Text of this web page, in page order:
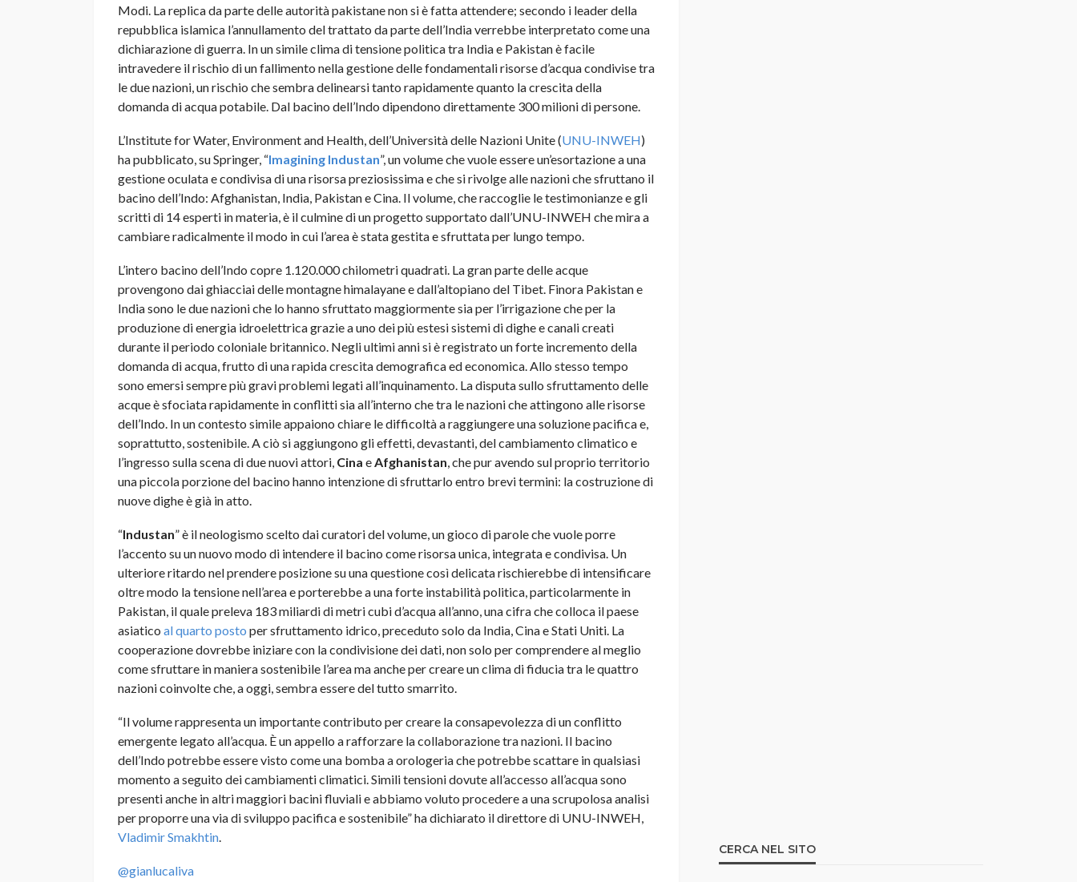
Modi. La replica da parte delle autorità pakistane non si è fatta attendere; secondo i leader della
repubblica islamica l’annullamento del trattato da parte dell’India verrebbe interpretato come una
dichiarazione di guerra. In un simile clima di tensione politica tra India e Pakistan è facile
intravedere il rischio di un fallimento nella gestione delle fondamentali risorse d’acqua condivise tra
le due nazioni, un rischio che sembra delinearsi tanto rapidamente quanto la crescita della
domanda di acqua potabile. Dal bacino dell’Indo dipendono direttamente 300 milioni di persone.
L’Institute for Water, Environment and Health, dell’Università delle Nazioni Unite (UNU-INWEH)
ha pubblicato, su Springer, “Imagining Industan”, un volume che vuole essere un’esortazione a una
gestione oculata e condivisa di una risorsa preziosissima e che si rivolge alle nazioni che sfruttano il
bacino dell’Indo: Afghanistan, India, Pakistan e Cina. Il volume, che raccoglie le testimonianze e gli
scritti di 14 esperti in materia, è il culmine di un progetto supportato dall’UNU-INWEH che mira a
cambiare radicalmente il modo in cui l’area è stata gestita e sfruttata per lungo tempo.
L’intero bacino dell’Indo copre 1.120.000 chilometri quadrati. La gran parte delle acque
provengono dai ghiacciai delle montagne himalayane e dall’altopiano del Tibet. Finora Pakistan e
India sono le due nazioni che lo hanno sfruttato maggiormente sia per l’irrigazione che per la
produzione di energia idroelettrica grazie a uno dei più estesi sistemi di dighe e canali creati
durante il periodo coloniale britannico. Negli ultimi anni si è registrato un forte incremento della
domanda di acqua, frutto di una rapida crescita demografica ed economica. Allo stesso tempo
sono emersi sempre più gravi problemi legati all’inquinamento. La disputa sullo sfruttamento delle
acque è sfociata rapidamente in conflitti sia all’interno che tra le nazioni che attingono alle risorse
dell’Indo. In un contesto simile appaiono chiare le difficoltà a raggiungere una soluzione pacifica e,
soprattutto, sostenibile. A ciò si aggiungono gli effetti, devastanti, del cambiamento climatico e
l’ingresso sulla scena di due nuovi attori, Cina eAfghanistan, che pur avendo sul proprio territorio
una piccola porzione del bacino hanno intenzione di sfruttarlo entro brevi termini: la costruzione di
nuove dighe è già in atto.
“Industan” è il neologismo scelto dai curatori del volume, un gioco di parole che vuole porre
l’accento su un nuovo modo di intendere il bacino come risorsa unica, integrata e condivisa. Un
ulteriore ritardo nel prendere posizione su una questione così delicata rischierebbe di intensificare
oltre modo la tensione nell’area e porterebbe a una forte instabilità politica, particolarmente in
Pakistan, il quale preleva 183 miliardi di metri cubi d’acqua all’anno, una cifra che colloca il paese
asiatico al quarto posto per sfruttamento idrico, preceduto solo da India, Cina e Stati Uniti. La
cooperazione dovrebbe iniziare con la condivisione dei dati, non solo per comprendere al meglio
come sfruttare in maniera sostenibile l’area ma anche per creare un clima di fiducia tra le quattro
nazioni coinvolte che, a oggi, sembra essere del tutto smarrito.
“Il volume rappresenta un importante contributo per creare la consapevolezza di un conflitto
emergente legato all’acqua. È un appello a rafforzare la collaborazione tra nazioni. Il bacino
dell’Indo potrebbe essere visto come una bomba a orologeria che potrebbe scattare in qualsiasi
momento a seguito dei cambiamenti climatici. Simili tensioni dovute all’accesso all’acqua sono
presenti anche in altri maggiori bacini fluviali e abbiamo voluto procedere a una scrupolosa analisi
per proporre una via di sviluppo pacifica e sostenibile” ha dichiarato il direttore di UNU-INWEH,
Vladimir Smakhtin.
@gianlucaliva
CERCA NEL SITO